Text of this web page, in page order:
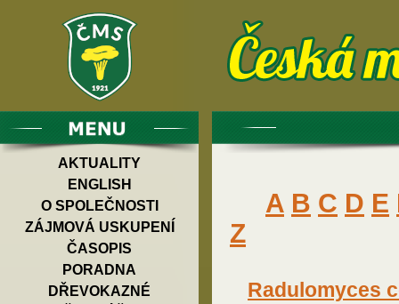
AKTUALITY
ENGLISH
O SPOLEČNOSTI
ZÁJMOVÁ USKUPENÍ
ČASOPIS
PORADNA
DŘEVOKAZNÉ
A B C D E
Z
Radulomyces